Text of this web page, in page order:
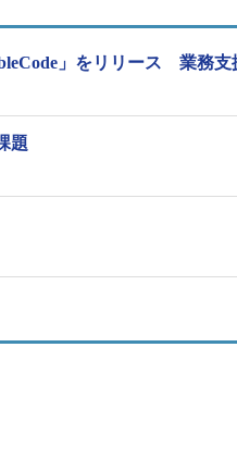
」をリリース 業務支
題